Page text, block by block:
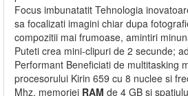
Focus imbunatatit Tehnologia
sa focalizati imagini chiar dupa
compozitii mai frumoase, amintiri
Puteti crea mini-clipuri de 2 secunde;
Performant Beneficiati de multitasking
procesorului Kirin 659 cu 8 nuclee si
Mhz, memoriei RAM de 4 GB si